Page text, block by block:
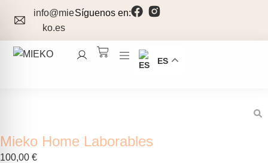
info@mie
ko.es
Síguenos en:
ES
Mieko Home Laborables
100,00 €